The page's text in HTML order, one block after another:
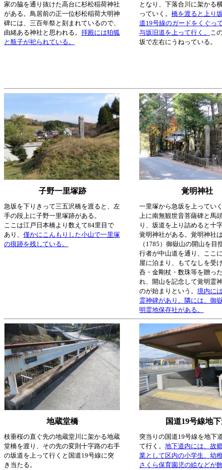
家の脇を通り抜けた高台に杉松稲荷神社
がある。鳥居前の正一位杉松稲荷大明神
碑には、三百年祭と刻まれているので、
由緒ある神社と思われる。 拝殿には狛狐
と瓶子が祀られている。
となり、下落合川に架かる
っていく。 橋を渡ると上り
道19号線のガードをくぐっ
与坂旧道を上って行く。 こ
坂で左右にうねっている。
子野一里塚跡 覚明神社
急坂を下りきって三五沢橋を渡ると、左
手の段上に子野一里塚跡がある。
ここは江戸日本橋より数えて84里目で
あり、 僅かにこんもりした小山で一里塚
の痕跡を残している。
一里塚から急坂を上ってい
上に南無観世音菩薩碑と馬
り、坂道を上り詰めると十
覚明神社がある。覚明神社
（1785）御嶽山の開山を目
行者が中山道を通り、ここ
屋に泊まり、もてなしを受
呑・金剛杖・数珠等を贈っ
れ、開山を記念して覚明霊
のが始まりという。 境内に
霊神碑があり、隣には、御
明霊地保存社がある。
地蔵堂橋 国道19号線地
枝垂桜の直ぐ先の地蔵堂川に架かる地蔵
堂橋を渡り、その先の変則十字路の右手
の坂道を上って行くと国道19号線に突
き当たる。
突当りの国道19号線を地下
て行く。 地下道内には、故
業として区内の小学生、幼
さくら保育園児の絵などが